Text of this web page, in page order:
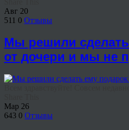
Авг 20
511 0 Отзывы
Мы решили
от дочери и мы не
Мар 26
643 0 Отзывы